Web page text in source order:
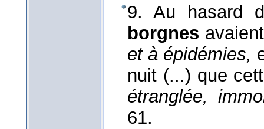
9. Au hasard
borgnes
et à épidémies,
nuit (...) que
étranglée,
61.